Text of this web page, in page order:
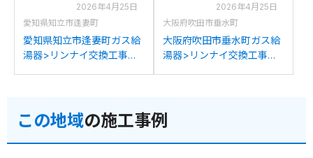
2026年4月25日
愛知県知立市逢妻町
愛知県知立市逢妻町ガス給
湯器>リンナイ交換工事施
換
2026年4月25日
大阪府吹田市垂水町
大阪府吹田市垂水町ガス給
湯器>リンナイ交換工事施
この地域の施工事例